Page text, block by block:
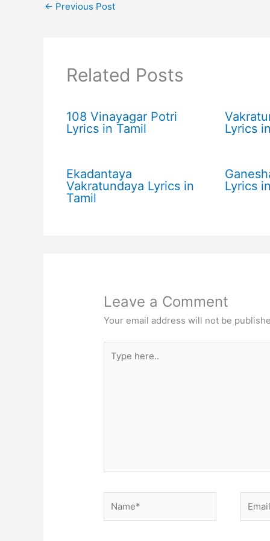
← Previous Post
Related Posts
108 Vinayagar Potri
Lyrics in Tamil
Lyrics
Ekadantaya
Vakratundaya Lyrics in
Tamil
Lyrics
Leave a Comment
Your email address will not be
here..